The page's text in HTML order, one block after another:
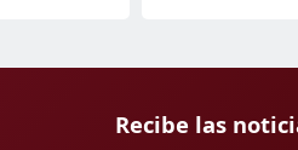
Recibe las